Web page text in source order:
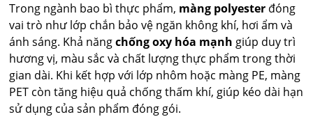
Trong ngành bao bì thực phẩm, màng polyester đóng
vai trò như lớp chắn bảo vệ ngăn không khí, hơi ẩm và
ánh sáng. Khả năngchống oxy hóa mạnh giúp duy trì
hương vị, màu sắc và chất lượng thực phẩm trong thời
gian dài. Khi kết hợp với lớp nhôm hoặc màng PE, màng
PET còn tăng hiệu quả chống thấm khí, giúp kéo dài hạn
sử dụng của sản phẩm đóng gói.